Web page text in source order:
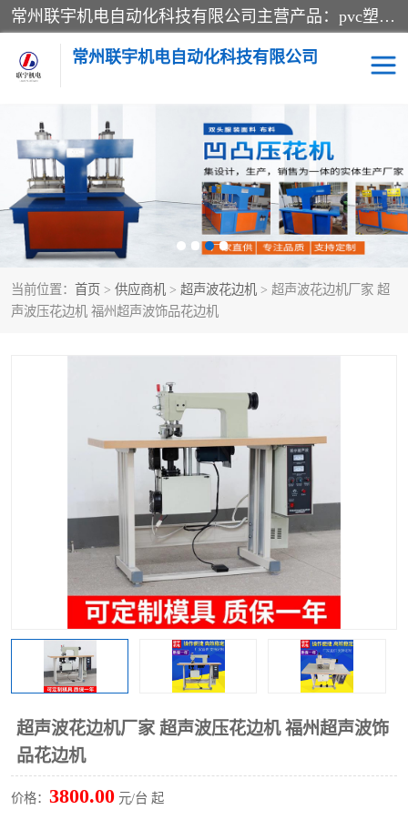
常州联宇机电自动化科技有限公司主营产品：pvc塑料焊机、高频热合机、软膜天花压边机、服装布料凹凸压花机、布料3d压印设备、服装植胶设备、超声波布料花边机、无纺布热合机、全自动压花机。
常州联宇机电自动化科技有限公司
当前位置： 首页 > 供应商机 > 超声波花边机 > 超声波花边机厂家 超
声波压花边机 福州超声波饰品花边机
超声波花边机厂家 超声波压花边机 福州超声波饰
品花边机
价格： 3800.00 元/台 起
压花定型机以及压花模具 超声波热合机
高频热合机 超声波花边机
超声波复合压花机 凹凸压花机压标机
3040凹凸压花机 双头服装凹凸压花机
其他超声波系列